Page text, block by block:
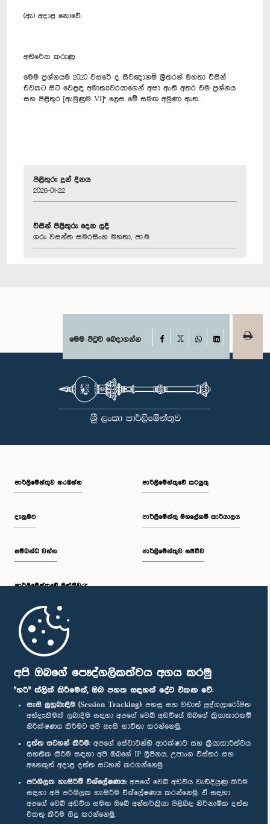
අපි ඔබගේ පෞද්ගලිකත්වය අගය කරමු
"හරි" ක්ලික් කිරීමෙන්, ඔබ පහත සඳහන් දේට එකඟ වේ:
සැසි ලුහුබැඳීම (Session Tracking): පහසු සහ වඩාත් පුද්ගලාරෝපිත
අත්දැකීමක් ලබාදීම සඳහා අපගේ වෙබ් අඩවියේ ඔබගේ ක්‍රියාකාරකම්
නිරීක්ෂණය කිරීමට අපි සැසි භාවිතා කරන්නෙමු.
දත්ත සටහන් කිරීම: අපගේ සේවාවන්හි ආරක්ෂාව සහ ක්‍රියාකාරීත්වය
සහතික කිරීම සඳහා අපි ඔබගේ IP ලිපිනය, උපාංග විස්තර සහ
අනෙකුත් අදාළ දත්ත සටහන් කරගන්නෙමු.
පරිශීලක හැසිරීම් විශ්ලේෂණය: අපගේ වෙබ් අඩවිය වැඩිදියුණු කිරීම
සඳහා අපි පරිශීලක හැසිරීම විශ්ලේෂණය කරන්නෙමු. ඒ සඳහා
අපගේ වෙබ් අඩවිය සමඟ ඔබේ අන්තර්ක්‍රියා පිළිබඳ නිර්නාමික දත්ත
එකතු කිරීම සිදු කරන්නෙමු.
(ඇ) අදාළ නොවේ.
අතිරේක කරුණු
මෙම ප්‍රශ්නයම 2020 වසරේ ද සිවඥානම් ශ්‍රීතරන් මහතා විසින්
එවකට සිටි වෙළඳ අමාත්‍යවරයාගෙන් අසා ඇති අතර එම ප්‍රශ්නය
සහ පිළිතුර [ඇමුණුම VI]* ලෙස මේ සමඟ අමුණා ඇත.
පිළිතුරු දුන් දිනය
2026-01-22
විසින් පිළිතුරු දෙන ලදී
ගරු වසන්ත සමරසිංහ මහතා, පා.ම.
මෙම පිටුව බෙදාගන්න Facebook
WhatsAppLinkedIn
පාර්ලි‌මේන්තුව නරඹන්න
දැනුමට
සම්බන්ධ වන්න
පාර්ලි‌මේන්තුවේ මන්ත්‍රීවරු
මුල් පිටුව
පාර්ලිමේන්තුවේ කටයුතු
පාර්ලිමේන්තු මහලේකම් කාර්යාලය
පාර්ලිමේන්තුව සජීවීව
පාර්ලිමේන්තු ජංගම යෙදුම
අප හා සම්බන්ධ වී සිටින්න :
සම්මාන
පෞද්ගලිකත්ව ප්‍රතිපත්තිය